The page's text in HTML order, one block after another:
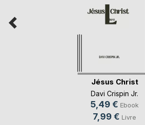
Jésus Christ
Davi Crispin Jr.
5,49 € Ebook
7,99 € Livre